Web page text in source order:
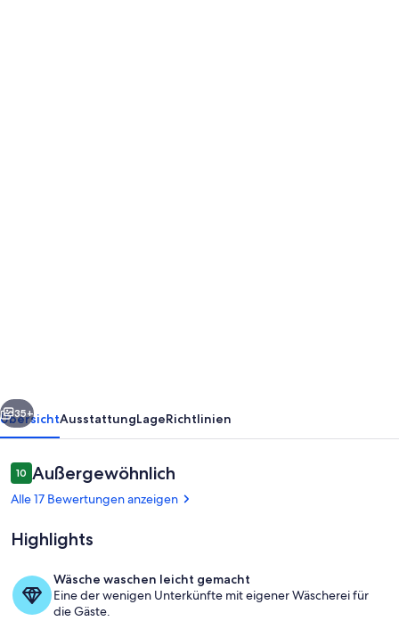
Weiter
35+
ÜbersichtAusstattungLageRichtlinien
Bewertungen
1010 von 10.
Außergewöhnlich
Alle 17 Bewertungen anzeigen
Highlights
Wäsche waschen leicht gemacht
Eine der wenigen Unterkünfte mit eigener Wäscherei für
die Gäste.